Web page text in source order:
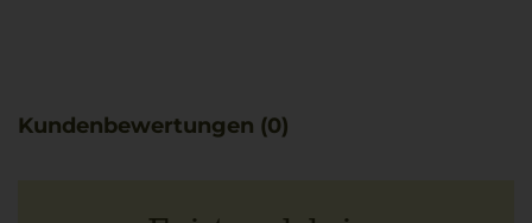
Kundenbewertungen (0)